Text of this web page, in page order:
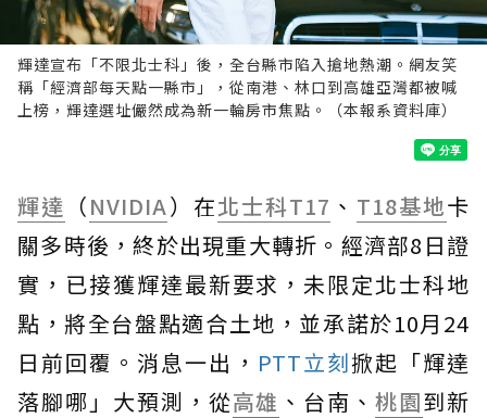
輝達宣布「不限北士科」後，全台縣市陷入搶地熱潮。網友笑
稱「經濟部每天點一縣市」，從南港、林口到高雄亞灣都被喊
上榜，輝達選址儼然成為新一輪房市焦點。（本報系資料庫）
輝達 （NVIDIA）在北士科T17 、 T18基地卡
關多時後，終於出現重大轉折。經濟部8日證
實，已接獲輝達最新要求，未限定北士科地
點，將全台盤點適合土地，並承諾於10月24
日前回覆。消息一出， PTT立刻掀起「輝達
落腳哪」大預測，從高雄 、台南、桃園到新